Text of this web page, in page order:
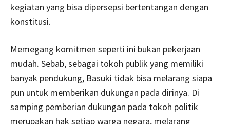
kegiatan yang bisa dipersepsi bertentangan dengan
konstitusi.
Memegang komitmen seperti ini bukan pekerjaan
mudah. Sebab, sebagai tokoh publik yang memiliki
banyak pendukung, Basuki tidak bisa melarang siapa
pun untuk memberikan dukungan pada dirinya. Di
samping pemberian dukungan pada tokoh politik
merupakan hak setiap warga negara, melarang